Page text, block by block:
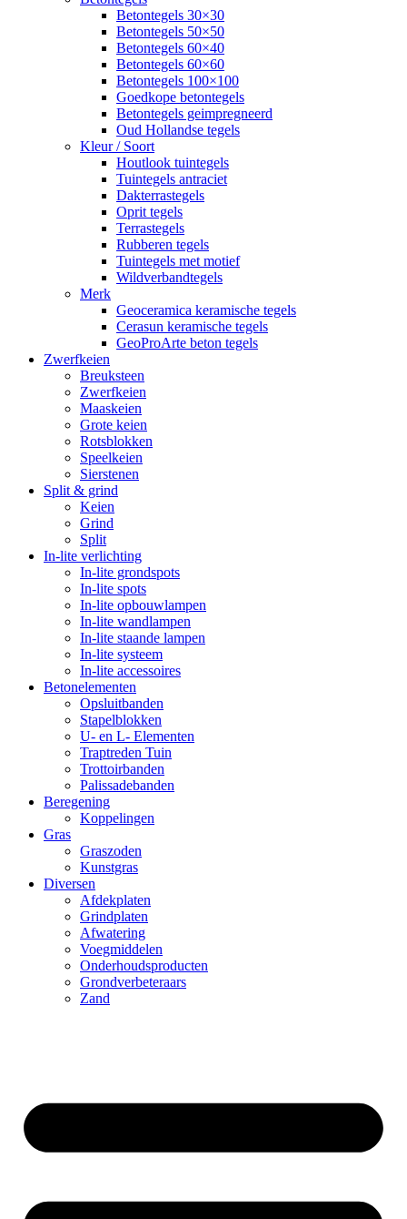
Betontegels 30×30
Betontegels 50×50
Betontegels 60×40
Betontegels 60×60
Betontegels 100×100
Goedkope betontegels
Betontegels geimpregneerd
Oud Hollandse tegels
Kleur / Soort
Houtlook tuintegels
Tuintegels antraciet
Dakterrastegels
Oprit tegels
Terrastegels
Rubberen tegels
Tuintegels met motief
Wildverbandtegels
Merk
Geoceramica keramische tegels
Cerasun keramische tegels
GeoProArte beton tegels
Zwerfkeien
Breuksteen
Zwerfkeien
Maaskeien
Grote keien
Rotsblokken
Speelkeien
Sierstenen
Split & grind
Keien
Grind
Split
In-lite verlichting
In-lite grondspots
In-lite spots
In-lite opbouwlampen
In-lite wandlampen
In-lite staande lampen
In-lite systeem
In-lite accessoires
Betonelementen
Opsluitbanden
Stapelblokken
U- en L- Elementen
Traptreden Tuin
Trottoirbanden
Palissadebanden
Beregening
Koppelingen
Gras
Graszoden
Kunstgras
Diversen
Afdekplaten
Grindplaten
Afwatering
Voegmiddelen
Onderhoudsproducten
Grondverbeteraars
Zand